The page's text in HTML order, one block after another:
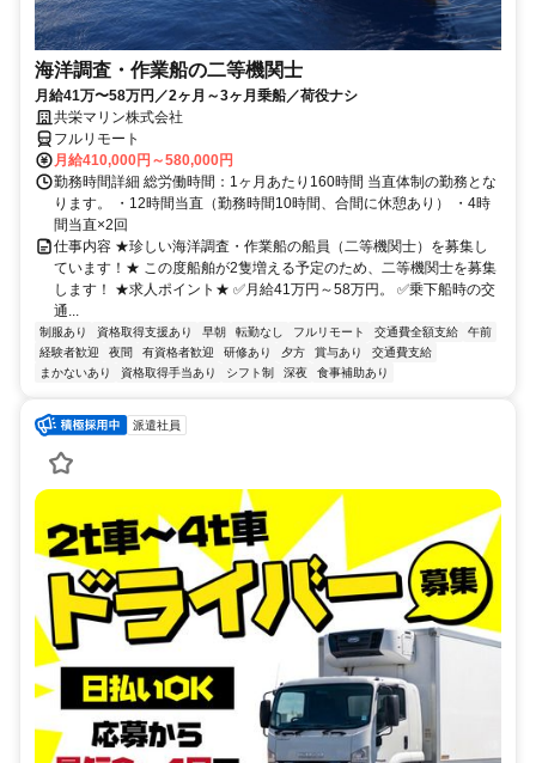
海洋調査・作業船の二等機関士
月給41万〜58万円／2ヶ月～3ヶ月乗船／荷役ナシ
共栄マリン株式会社
フルリモート
月給410,000円～580,000円
勤務時間詳細 総労働時間：1ヶ月あたり160時間 当直体制の勤務とな
ります。 ・12時間当直（勤務時間10時間、合間に休憩あり） ・4時
間当直×2回
仕事内容 ★珍しい海洋調査・作業船の船員（二等機関士）を募集し
ています！★ この度船舶が2隻増える予定のため、二等機関士を募集
します！ ★求人ポイント★ ✅月給41万円～58万円。 ✅乗下船時の交
通...
制服あり 資格取得支援あり 早朝 転勤なし フルリモート 交通費全額支給
午前
経験者歓迎
夜間 有資格者歓迎 研修あり 夕方 賞与あり
交通費支給
まかないあり
資格取得手当あり シフト制 深夜 食事補助あり
派遣社員